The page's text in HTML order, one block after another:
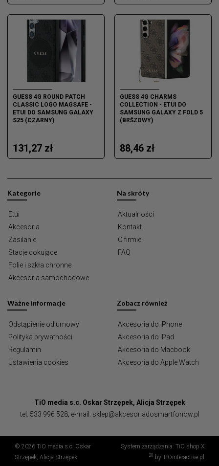
GUESS 4G ROUND PATCH
CLASSIC LOGO MAGSAFE -
ETUI DO SAMSUNG GALAXY
S25 (CZARNY)
131,27 zł
GUESS 4G CHARMS
COLLECTION - ETUI DO
SAMSUNG GALAXY Z FOLD 5
(BRŠZOWY)
88,46 zł
Kategorie
Etui
Akcesoria
Zasilanie
Stacje dokujące
Folie i szkła chronne
Akcesoria samochodowe
Na skróty
Aktualności
Kontakt
O firmie
FAQ
Ważne informacje
Odstąpienie od umowy
Polityka prywatności
Regulamin
Ustawienia cookies
Zobacz również
Akcesoria do iPhone
Akcesoria do iPad
Akcesoria do Macbook
Akcesoria do Apple Watch
TiO media s.c. Oskar Strzępek, Alicja Strzępek
tel. 533 996 528, e-mail: sklep@akcesoriadosmartfonow.pl
© 2026 TiO media s.c. Oskar
Strzępek, Alicja Strzępek
System zarządzania: TiO shop X
20 by TiOinteractive.pl